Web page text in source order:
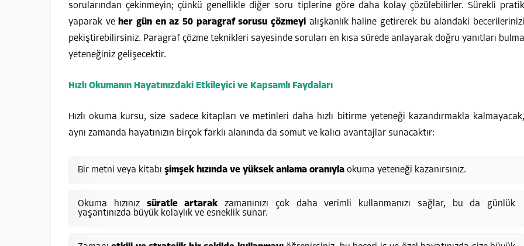
sorularından çekinmeyin; çünkü genellikle diğer soru tiplerine göre daha kolay çözülebilirler. Sürekli pratik
yaparak ve her gün en az 50 paragraf sorusu çözmeyi alışkanlık haline getirerek bu alandaki becerilerinizi
pekiştirebilirsiniz. Paragraf çözme teknikleri sayesinde soruları en kısa sürede anlayarak doğru yanıtları bulma
yeteneğiniz gelişecektir.
Hızlı Okumanın Hayatınızdaki Etkileyici ve Kapsamlı Faydaları
Hızlı okuma kursu, size sadece kitapları ve metinleri daha hızlı bitirme yeteneği kazandırmakla kalmayacak,
aynı zamanda hayatınızın birçok farklı alanında da somut ve kalıcı avantajlar sunacaktır:
Bir metni veya kitabı şimşek hızında ve yüksek anlama oranıyla okuma yeteneği kazanırsınız.
Okuma hızınız süratle artarak zamanınızı çok daha verimli kullanmanızı sağlar, bu da günlük
yaşantınızda büyük kolaylık ve esneklik sunar.